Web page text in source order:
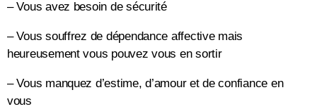
– Vous avez besoin de sécurité
– Vous souffrez de dépendance affective mais
heureusement vous pouvez vous en sortir
– Vous manquez d’estime, d’amour et de confiance en
vous